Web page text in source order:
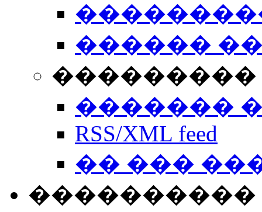
������
���������
�������
RSS/XML feed
�� ���
����������